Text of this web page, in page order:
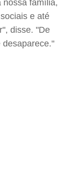
nossa família,
e até
disse. "De
desaparece."